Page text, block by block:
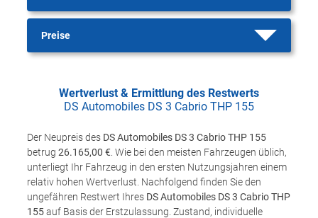
Preise
Wertverlust & Ermittlung des Restwerts
DS Automobiles DS 3 Cabrio THP 155
Der Neupreis des DS Automobiles DS 3 Cabrio THP 155
betrug 26.165,00 € . Wie bei den meisten Fahrzeugen üblich,
unterliegt Ihr Fahrzeug in den ersten Nutzungsjahren einem
relativ hohen Wertverlust. Nachfolgend finden Sie den
ungefähren Restwert Ihres DS Automobiles DS 3 Cabrio THP
155auf Basis der Erstzulassung. Zustand, individuelle